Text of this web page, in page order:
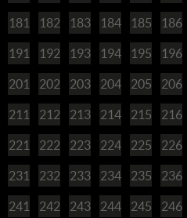
181 182 183 184 185 186
191 192 193 194 195 196
201 202 203 204 205 206
211 212 213 214 215 216
221 222 223 224 225 226
231 232 233 234 235 236
241 242 243 244 245 246